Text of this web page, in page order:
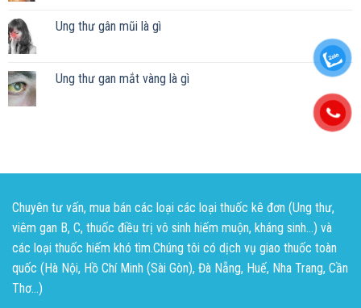
Ung thư gân mũi là gì
Ung thư gan mắt vàng là gì
Chuyên tư vấn, mua bán các loại các loại thuốc kê đơn (Ung thư,
viêm gan B, C, thuốc điều trị vô sinh hiếm muộn, kháng sinh...) và
các loại thuốc hiếm khó tìm.Chúng tôi có dịch vụ giao thuốc toàn
quốc (Hà Nội, Hồ Chí Minh (Sài Gòn), Đà Nẵng, Huế, Nha Trang, Cần
Thơ...)